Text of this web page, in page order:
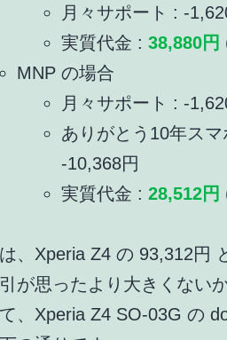
月々サポート : -
実質代金 : 38,880円
MNP の場合
月々サポート : -
ありがとう10年ス
-10,368円
実質代金 : 28,512円
、Xperia Z4 の 93,312円
が思ったより大きくない
、Xperia Z4 SO-03G の